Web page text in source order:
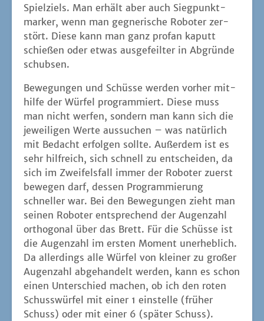
Spiel­ziels. Man erhält aber auch Sieg­punkt­
mar­ker, wenn man geg­ne­ri­sche Robo­ter zer­
stört. Die­se kann man ganz pro­fan kaputt
schie­ßen oder etwas aus­ge­feil­ter in Abgrün­de
schubsen.
Bewe­gun­gen und Schüs­se wer­den vor­her mit­
hil­fe der Wür­fel pro­gram­miert. Die­se muss
man nicht wer­fen, son­dern man kann sich die
jewei­li­gen Wer­te aus­su­chen – was natür­lich
mit Bedacht erfol­gen soll­te. Außer­dem ist es
sehr hilf­reich, sich schnell zu ent­schei­den, da
sich im Zwei­fels­fall immer der Robo­ter zuerst
bewe­gen darf, des­sen Pro­gram­mie­rung
schnel­ler war. Bei den Bewe­gun­gen zieht man
sei­nen Robo­ter ent­spre­chend der Augen­zahl
ortho­go­nal über das Brett. Für die Schüs­se ist
die Augen­zahl im ers­ten Moment uner­heb­lich.
Da aller­dings alle Wür­fel von klei­ner zu gro­ßer
Augen­zahl abge­han­delt wer­den, kann es schon
einen Unter­schied machen, ob ich den roten
Schuss­wür­fel mit einer 1 ein­stel­le (frü­her
Schuss) oder mit einer 6 (spä­ter Schuss).